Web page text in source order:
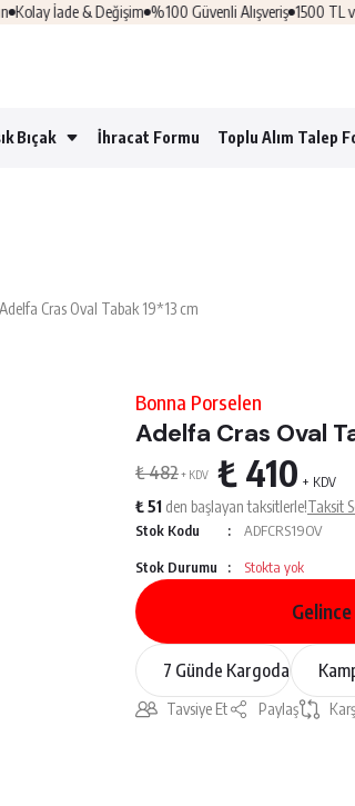
İade & Değişim %100 Güvenli Alışveriş 1500 TL ve
Bıçak İhracat Formu Toplu Alım Talep
Adelfa Cras Oval Tabak 19*13 cm
Bonna Porselen
Adelfa Cras Oval
₺ 482+ KDV ₺ 410 + KDV
₺ 51 den başlayan taksitlerle!Taksit
Stok Kodu ADFCRS19OV
Stok Durumu Stokta yok
7 Günde Kargoda
Tavsiye Et Paylaş